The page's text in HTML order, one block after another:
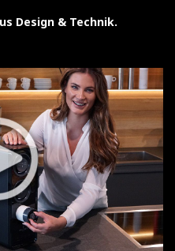
Design & Technik.